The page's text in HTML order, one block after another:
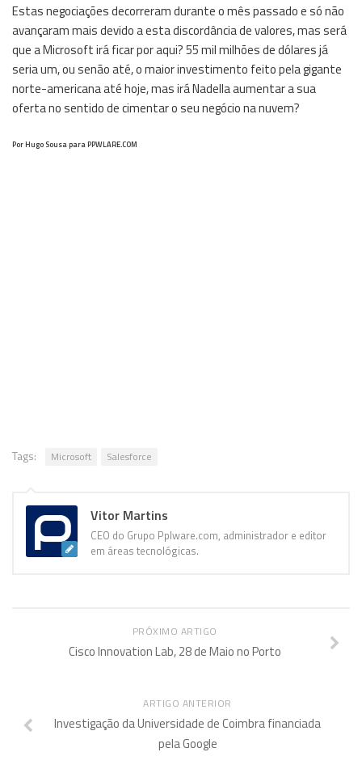
Estas negociações decorreram durante o mês passado e só não
avançaram mais devido a esta discordância de valores, mas será
que a Microsoft irá ficar por aqui? 55 mil milhões de dólares já
seria um, ou senão até, o maior investimento feito pela gigante
norte-americana até hoje, mas irá Nadella aumentar a sua
oferta no sentido de cimentar o seu negócio na nuvem?
Por Hugo Sousa para PPWLARE.COM
Tags: Microsoft Salesforce
Vitor Martins
CEO do Grupo Pplware.com, administrador e editor
em áreas tecnológicas.
PRÓXIMO ARTIGO
Cisco Innovation Lab, 28 de Maio no Porto
ARTIGO ANTERIOR
Investigação da Universidade de Coimbra financiada
pela Google